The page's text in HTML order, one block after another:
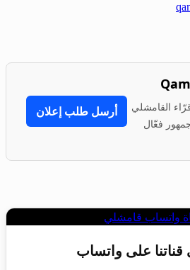
القامشلي
فعّال
أرسل طلب إعلان
قناتنا على واتساب